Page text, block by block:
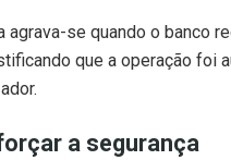
agrava-se quando o banco
que a operação foi
a segurança